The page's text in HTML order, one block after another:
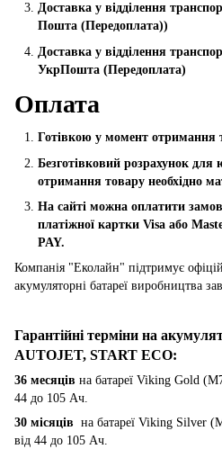
Доставка у відділення
Пошта (Передоплата))
Доставка у відділення
УкрПошта (Пeредоплата)
Оплата
Готівкою у момент отримання
Безготівковий розрахунок
отримання товару необхідно
На сайті можна оплатити
платіжної картки Visa або
PAY.
Компанія "Еколайн" підтримує
акумуляторні батареї виробництва
Гарантійні терміни на
AUTOJET, START ECO:
36 месяців на батареї Viking Gold
44 до 105 Ач.
30 місяців на батареї Viking Silver
від 44 до 105 Ач.